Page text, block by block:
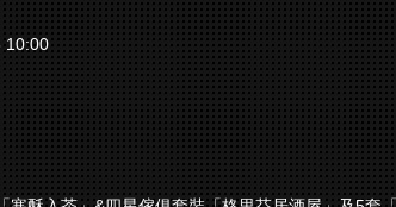
10:00